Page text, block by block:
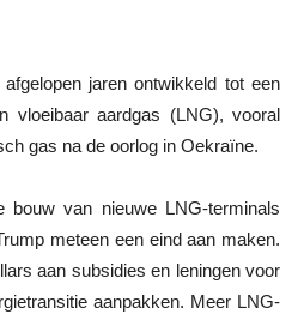
jaren ontwikkeld tot een
vloeibaar aardgas (LNG), vooral
gas na de oorlog in Oekraïne.
bouw van nieuwe LNG-terminals
meteen een eind aan maken.
aan subsidies en leningen voor
aanpakken. Meer LNG-